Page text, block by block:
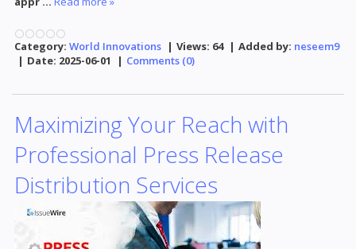
Category: World Innovations | Views: 64 | Added by: neseem9
| Date: 2025-06-01 | Comments (0)
Maximizing Your Reach with
Professional Press Release
Distribution Services